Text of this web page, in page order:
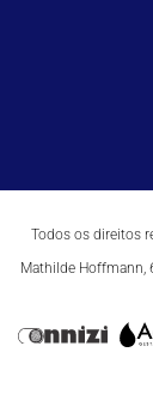
Todos os direitos
Mathilde Hoffmann,